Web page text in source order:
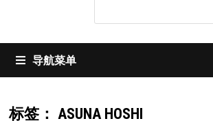
导航菜单
标签： ASUNA HOSHI